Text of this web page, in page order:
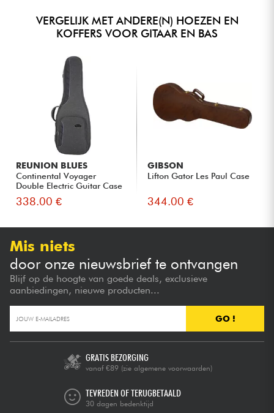
VERGELIJK MET ANDERE(N) HOEZEN EN
KOFFERS VOOR GITAAR EN BAS
REUNION BLUES
Continental Voyager
Double Electric Guitar Case
338.00 €
GIBSON
Lifton Gator Les Paul Case
344.00 €
Mis niets
door onze nieuwsbrief te ontvangen
Blijf op de hoogte van goede deals, exclusieve
aanbiedingen, nieuwe producten...
GO !
GRATIS BEZORGING
vanaf €89 (zie algemene voorwaarden)
TEVREDEN OF TERUGBETAALD
30 dagen bedenktijd